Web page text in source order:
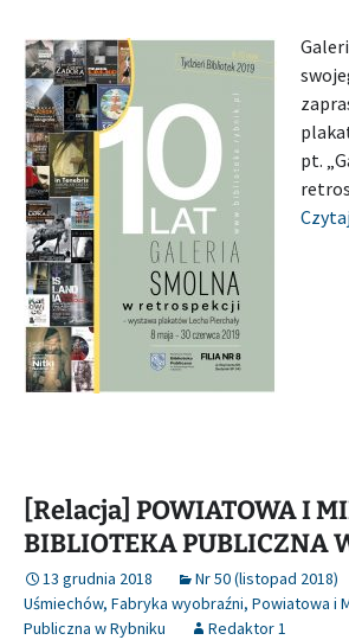
pt.
[Relacja] POWIATOWA I
BIBLIOTEKA PUBLICZNA
13 grudnia 2018 Nr 50 (listopad 2018)
Uśmiechów, Fabryka wyobraźni, Powiatowa i
Publiczna w Rybniku
Redaktor 1